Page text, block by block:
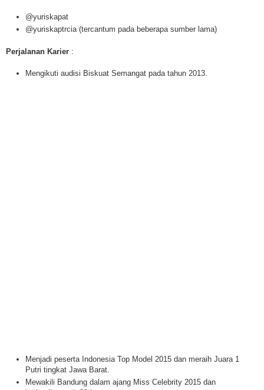
@yuriskapat
@yuriskaptrcia (tercantum pada beberapa sumber lama)
Perjalanan Karier :
Mengikuti audisi Biskuat Semangat pada tahun 2013.
Menjadi peserta Indonesia Top Model 2015 dan meraih Juara 1
Putri tingkat Jawa Barat.
Mewakili Bandung dalam ajang Miss Celebrity 2015 dan